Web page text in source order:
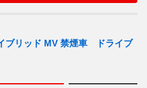
ブリッド MV 禁煙車 ドライブ